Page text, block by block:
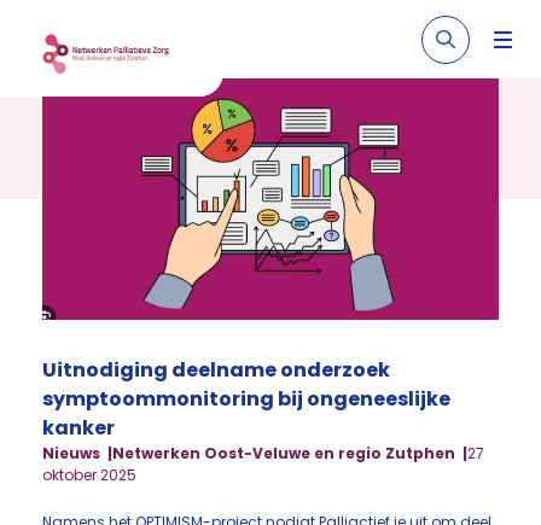
Uitnodiging deelname onderzoek
symptoommonitoring bij ongeneeslijke
kanker
Nieuws Netwerken Oost-Veluwe en regio Zutphen
27
oktober 2025